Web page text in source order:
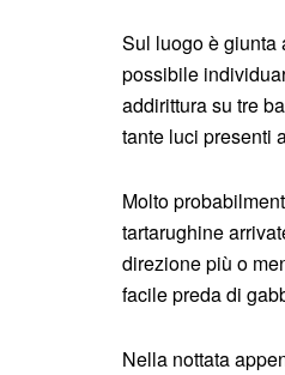
Sul luogo è giunta
possibile
addirittura su tre
tante luci presenti
Molto
tartarughine
direzione più o
facile preda di
Nella nottata